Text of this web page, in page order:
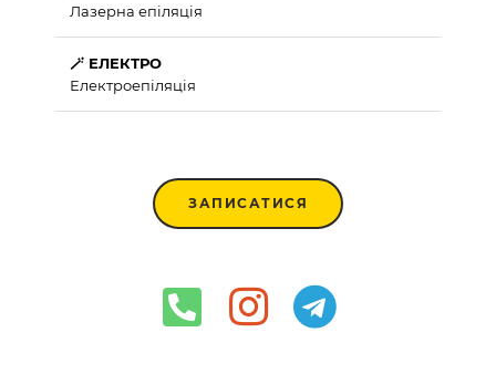
Лазерна епіляція
🪄 ЕЛЕКТРО
Електроепіляція
ЗАПИСАТИСЯ